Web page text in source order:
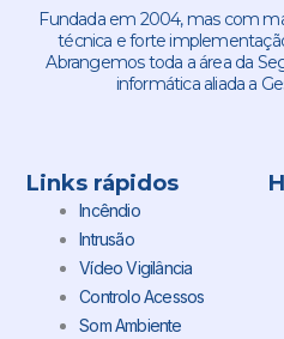
Fundada em 2004, mas com
técnica e forte
Abrangemos toda a área da
informática aliada a
Links rápidos
Incêndio
Intrusão
Vídeo Vigilância
Controlo Acessos
Som Ambiente